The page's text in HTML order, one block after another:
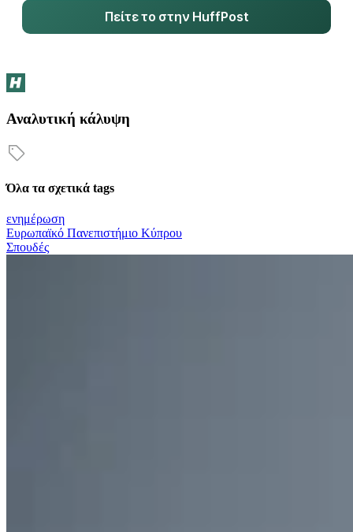
Πείτε το στην HuffPost
Αναλυτική κάλυψη
Όλα τα σχετικά tags
ενημέρωση
Ευρωπαϊκό Πανεπιστήμιο Κύπρου
Σπουδές